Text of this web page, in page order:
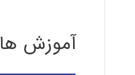
آموزش ها